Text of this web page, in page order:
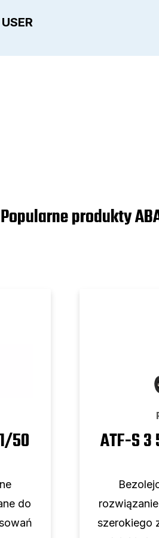
Popularne produkty
50
do
ATF-S
szerokiego